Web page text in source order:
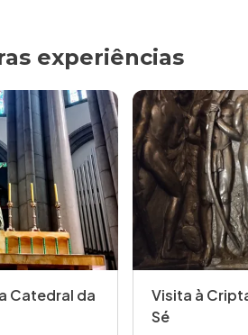
experiências
Catedral da
Visita à
Sé